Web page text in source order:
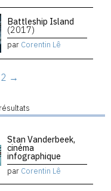
Battleship Island
(2017)
par Corentin Lê
→
Stan Vanderbeek,
cinéma
infographique
par Corentin Lê